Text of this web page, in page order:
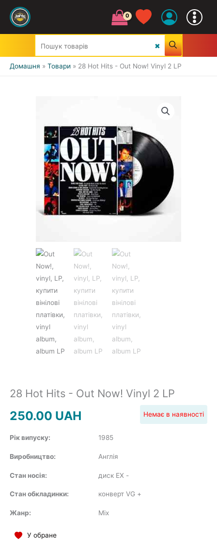
Домашня Товари 28 Hot Hits - Out Now! Vinyl 2 LP
28 Hot Hits - Out Now! Vinyl 2 LP
250.00 UAH Немає в наявності
Рік випуску: 1985
Виробництво: Англія
Стан носія: диск EX -
Стан обкладинки: конверт VG +
Жанр: Mix
У обране
УСІ ЖАНРИ
CLASSIC
POP
REGGAE
SOUNDTRACK
COMPILATION